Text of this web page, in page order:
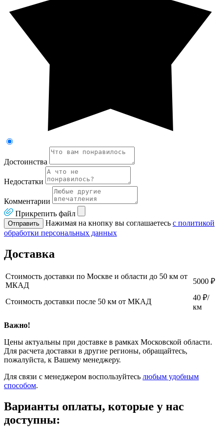
Достоинства
Недостатки
Комментарии
Прикрепить файл
Отправить Нажимая на кнопку вы соглашаетесь с политикой
обработки персональных данных
Доставка
Стоимость доставки по Москве и области до 50 км от
МКАД
5000 ₽
Стоимость доставки после 50 км от МКАД
40 ₽/
км
Важно!
Цены актуальны при доставке в рамках Московской области.
Для расчета доставки в другие регионы, обращайтесь,
пожалуйста, к Вашему менеджеру.
Для связи с менеджером воспользуйтесь любым удобным
способом.
Варианты оплаты, которые у нас
доступны: